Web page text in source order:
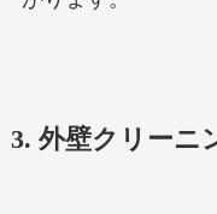
3. 外壁クリーニ